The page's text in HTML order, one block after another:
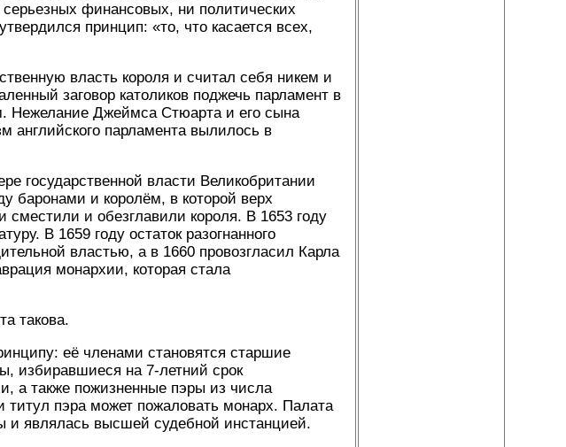
финансовых, ни политических
принцип: «то, что касается всех,
власть короля и считал себя никем и
заговор католиков поджечь парламент в
Нежелание Джеймса Стюарта и его сына
английского парламента вылилось в
государственной власти Великобритании
баронами и королём, в которой верх
и обезглавили короля. В 1653 году
В 1659 году остаток разогнанного
властью, а в 1660 провозгласил Карла
монархии, которая стала
такова.
её членами становятся старшие
избиравшиеся на 7-летний срок
а также пожизненные пэры из числа
пэра может пожаловать монарх. Палата
и являлась высшей судебной инстанцией.